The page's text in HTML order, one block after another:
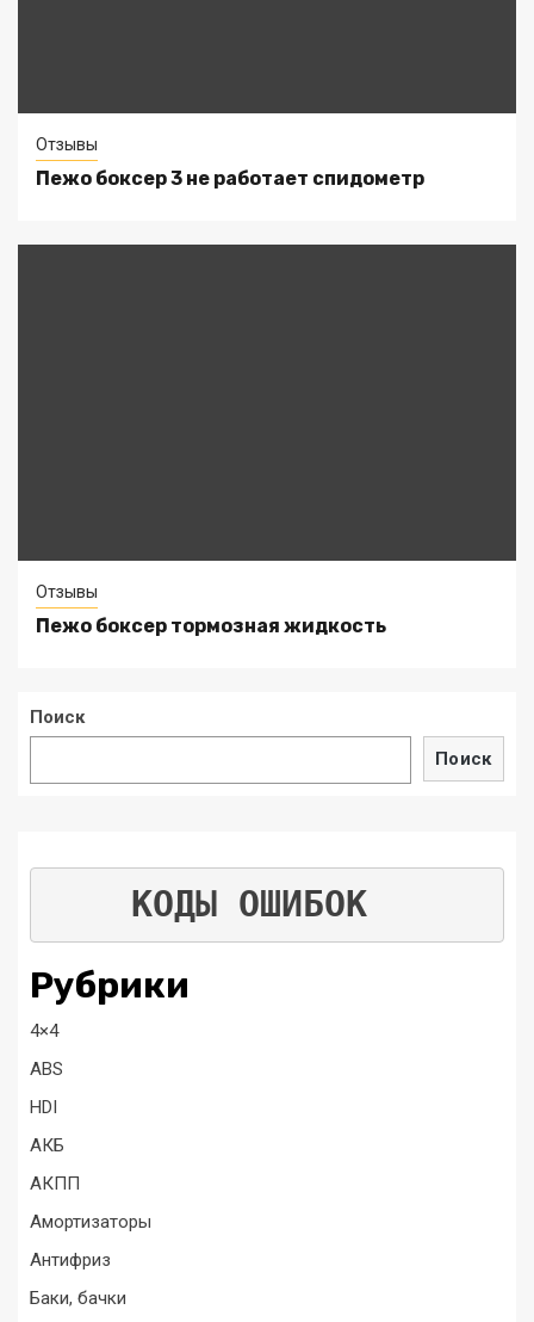
Отзывы
Пежо боксер 3 не работает спидометр
Отзывы
Пежо боксер тормозная жидкость
Поиск
Поиск
КОДЫ ОШИБОК
Рубрики
4×4
ABS
HDI
АКБ
АКПП
Амортизаторы
Антифриз
Баки, бачки